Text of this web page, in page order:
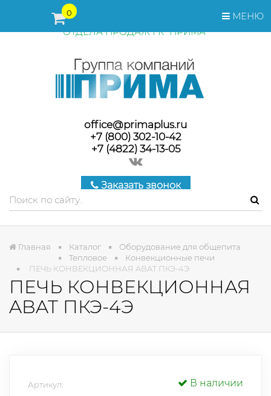
МЕНЮ
0
ПЕРЕД ОФОРМЛЕНИЕМ ЗАКАЗА, СТОИМОСТЬ И СРОКИ
ПОСТАВКИ ТОВАРА УТОЧНЯЙТЕ У МЕНЕДЖЕРОВ
ОТДЕЛА ПРОДАЖ ГК "ПРИМА"
office@primaplus.ru
+7 (800) 302-10-42
+7 (4822) 34-13-05
Заказать звонок
Главная Каталог
Оборудование для общепита
Тепловое
Конвекционные печи
ПЕЧЬ КОНВЕКЦИОННАЯ ABAT ПКЭ-4Э
ПЕЧЬ КОНВЕКЦИОННАЯ
ABAT ПКЭ-4Э
Артикул: В наличии